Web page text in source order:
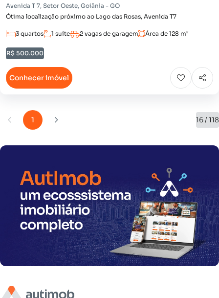
Avenida T 7, Setor Oeste, Goiânia - GO
Ótima localização próximo ao Lago das Rosas, Avenida T7
3 quartos 1 suíte 2 vagas de garagem Área de 128 m²
R$ 500.000
Conhecer imóvel
1 16 / 118